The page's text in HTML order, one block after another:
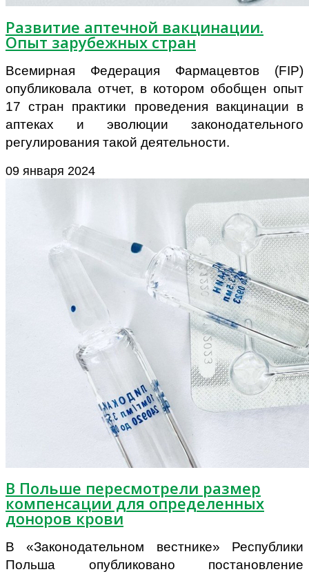
Развитие аптечной вакцинации.
Опыт зарубежных стран
Всемирная Федерация Фармацевтов (FIP)
опубликовала отчет, в котором обобщен опыт
17 стран практики проведения вакцинации в
аптеках и эволюции законодательного
регулирования такой деятельности.
09 января 2024
В Польше пересмотрели размер
компенсации для определенных
доноров крови
В «Законодательном вестнике» Республики
Польша опубликовано постановление